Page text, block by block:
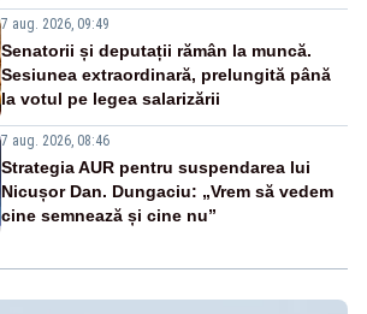
7 aug. 2026, 09:49
Senatorii și deputații rămân la muncă.
Sesiunea extraordinară, prelungită până
la votul pe legea salarizării
7 aug. 2026, 08:46
Strategia AUR pentru suspendarea lui
Nicușor Dan. Dungaciu: „Vrem să vedem
cine semnează și cine nu”